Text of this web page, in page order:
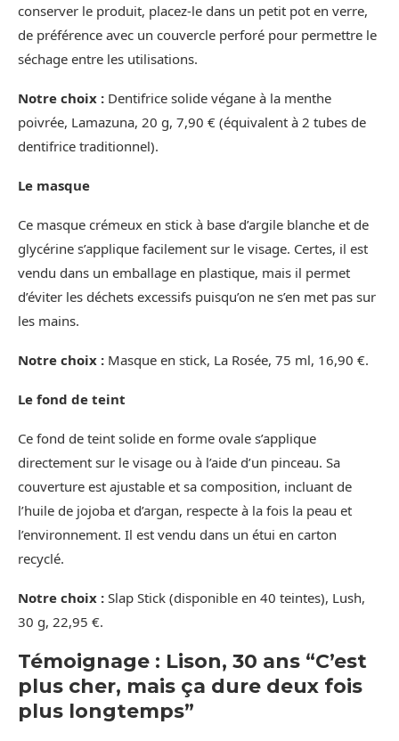
conserver le produit, placez-le dans un petit pot en verre,
de préférence avec un couvercle perforé pour permettre le
séchage entre les utilisations.
Notre choix : Dentifrice solide végane à la menthe
poivrée, Lamazuna, 20 g, 7,90 € (équivalent à 2 tubes de
dentifrice traditionnel).
Le masque
Ce masque crémeux en stick à base d’argile blanche et de
glycérine s’applique facilement sur le visage. Certes, il est
vendu dans un emballage en plastique, mais il permet
d’éviter les déchets excessifs puisqu’on ne s’en met pas sur
les mains.
Notre choix : Masque en stick, La Rosée, 75 ml, 16,90 €.
Le fond de teint
Ce fond de teint solide en forme ovale s’applique
directement sur le visage ou à l’aide d’un pinceau. Sa
couverture est ajustable et sa composition, incluant de
l’huile de jojoba et d’argan, respecte à la fois la peau et
l’environnement. Il est vendu dans un étui en carton
recyclé.
Notre choix : Slap Stick (disponible en 40 teintes), Lush,
30 g, 22,95 €.
Témoignage : Lison, 30 ans “C’est
plus cher, mais ça dure deux fois
plus longtemps”